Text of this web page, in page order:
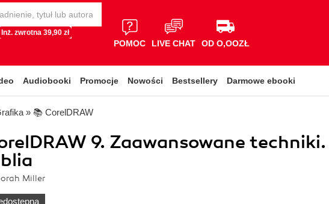
Inż. zwrotna 39,90 zł
POMOC LIVE CHAT OD O,OOZŁ
Audiobooki Promocje Nowości Bestsellery Darmowe ebooki
» 📚 CorelDRAW
9. Zaawansowane techniki.
Miller